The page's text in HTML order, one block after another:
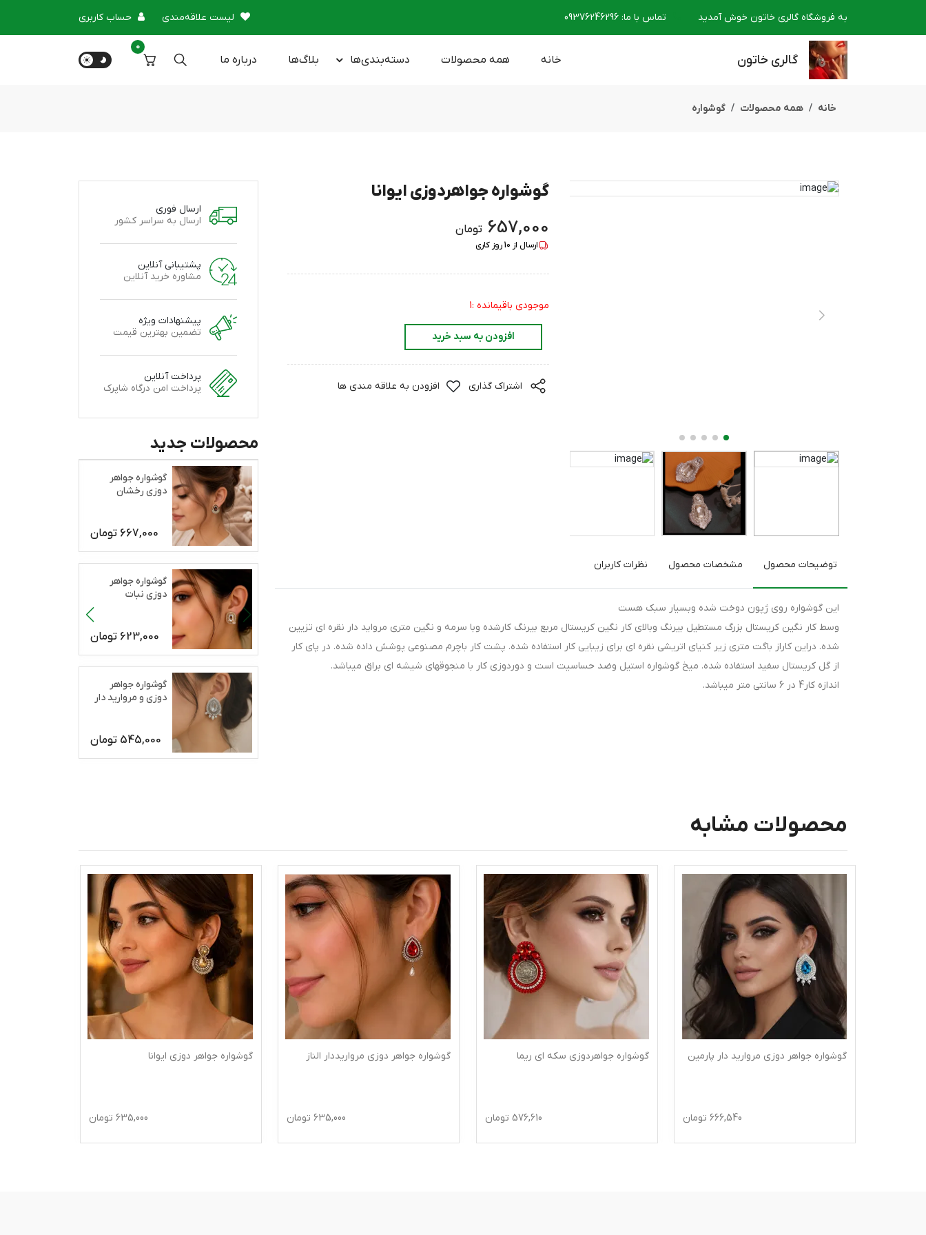
به فروشگاه گالری خاتون خوش آمدید تماس با ما:
09376246296 لیست علاقه‌مندی حساب کاربری
گالری خاتون خانه همه محصولات دسته‌بندی‌ها بلاگ‌ها درباره‌ ما
0
خانه همه محصولات گوشواره
گوشواره جواهردوزی ایوانا
657,000 تومان
ارسال از 10روز کاری
موجودی باقیمانده :1
افزودن به سبد خرید
اشتراک گذاری افزودن به علاقه مندی ها
توضیحات محصول مشخصات محصول نظرات کاربران
این گوشواره روی ژپون دوخت شده وبسیار سبک هست
وسط کار نگین کریستال بزرگ مستطیل بیرنگ وبالای کار نگین کریستال مربع بیرنگ کارشده وبا سرمه و نگین متری مرواید دار نقره ای تزیین
شده. دراین کاراز باگت متری زیر کنیای اتریشی نقره ای برای زیبایی کار استفاده شده. پشت کار باچرم مصنوعی پوشش داده شده. در پای کار
از گل کریستال سفید استفاده شده. میخ گوشواره استیل وضد حساسیت است و دوردوزی کار با منجوقهای شیشه ای براق میباشد.
اندازه کار4 در 6 سانتی متر میباشد.
ارسال فوری
ارسال به سراسر کشور
پشتیبانی آنلاین
مشاوره خرید آنلاین
پیشنهادات ویژه
تضمین بهترین قیمت
پرداخت آنلاین
پرداخت امن درگاه شاپرک
محصولات جدید
گوشواره جواهر
دوزی رخشان
667,000 تومان
گوشواره جواهر
دوزی نبات
623,000 تومان
گوشواره جواهر
دوزی و مروارید دار
545,000 تومان
محصولات مشابه
گوشواره جواهر دوزی مروارید دار پارمین
666,540 تومان
گوشواره جواهردوزی سکه ای ریما
576,610 تومان
گوشواره جواهر دوزی مرواریددار الناز
635,000 تومان
گوشواره جواهر دوزی ایوانا
635,000 تومان